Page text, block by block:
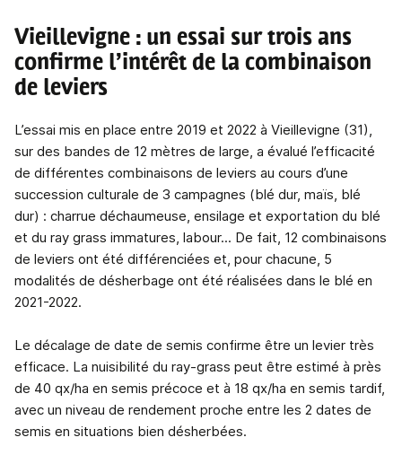
Vieillevigne : un essai sur trois ans
confirme l’intérêt de la combinaison
de leviers
L’essai mis en place entre 2019 et 2022 à Vieillevigne (31),
sur des bandes de 12 mètres de large, a évalué l’efficacité
de différentes combinaisons de leviers au cours d’une
succession culturale de 3 campagnes (blé dur, maïs, blé
dur) : charrue déchaumeuse, ensilage et exportation du blé
et du ray grass immatures, labour... De fait, 12 combinaisons
de leviers ont été différenciées et, pour chacune, 5
modalités de désherbage ont été réalisées dans le blé en
2021-2022.
Le décalage de date de semis confirme être un levier très
efficace. La nuisibilité du ray-grass peut être estimé à près
de 40 qx/ha en semis précoce et à 18 qx/ha en semis tardif,
avec un niveau de rendement proche entre les 2 dates de
semis en situations bien désherbées.